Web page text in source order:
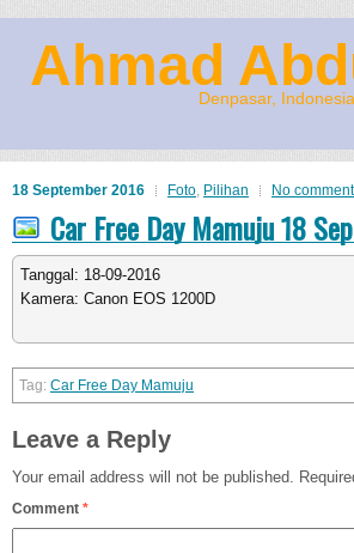
Ahmad
Denpasar, Indonesia
18 September 2016 Foto, Pilihan No
Car Free Day Mamuju 18
Tanggal: 18-09-2016
Kamera: Canon EOS 1200D
Car Free Day Mamuju
Leave a Reply
Your email address will not be published.
Comment *